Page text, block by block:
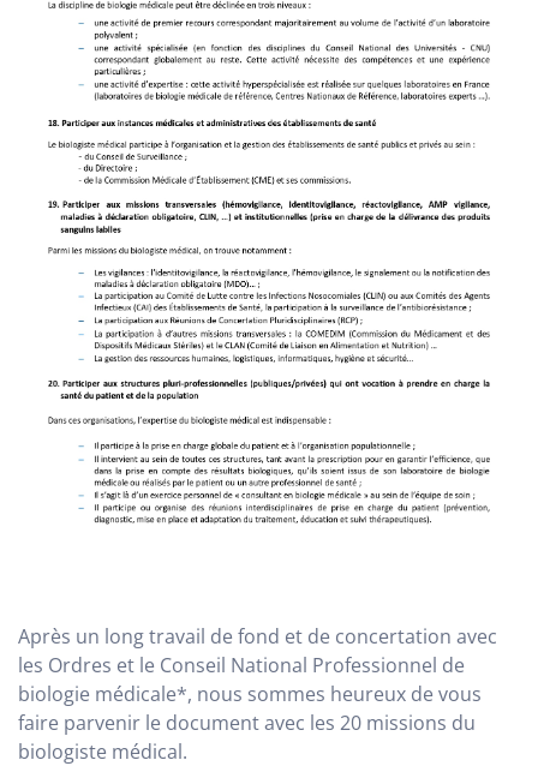
Après un long travail de fond et de concertation avec
les Ordres et le Conseil National Professionnel de
biologie médicale*, nous sommes heureux de vous
faire parvenir le document avec les 20 missions du
biologiste médical.